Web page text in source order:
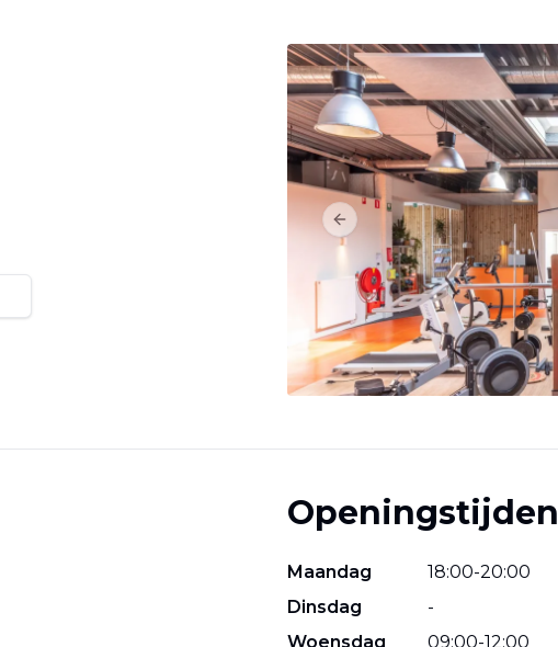
Previous slide
Openingstijden
Maandag 18:00-20:00
Dinsdag
-
Woensdag
09:00-12:00